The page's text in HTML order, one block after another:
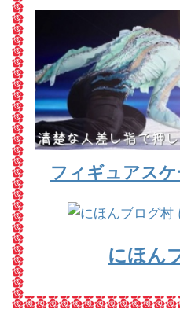
フィギュアス
にほん